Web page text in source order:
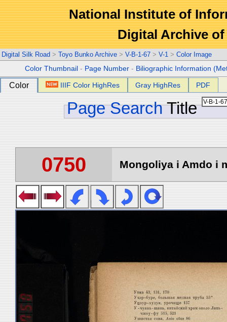
National Institute of
Digital Archive
Digital Silk Road > Toyo Bunko Archive > V-B-1-67 > V-1 > Color Image
Color Thumbnail - Page Number - Biliographic Information
Color IIIF Color HighRes Gray HighRes PDF
Page Search Title
0750 Mongoliya i Amdo i